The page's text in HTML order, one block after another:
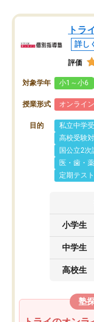
トラ
詳し
評価
対象学年 小1～小6
授業形式 オンライ
目的 私立中学
高校受験
国公立2次
医・歯・
定期テス
小学生
中学生
高校生
塾